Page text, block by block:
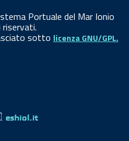
Portuale del Mar Ionio
sotto licenza GNU/GPL.
eshiol.it